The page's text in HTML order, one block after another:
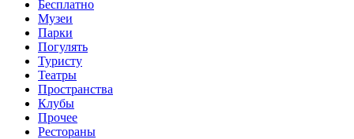
Бесплатно
Музеи
Парки
Погулять
Туристу
Театры
Пространства
Клубы
Прочее
Рестораны